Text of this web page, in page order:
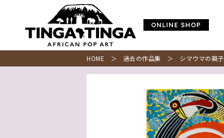
ONLINE SHOP
HOME ＞ 過去の作品集 ＞ シマウマの親子